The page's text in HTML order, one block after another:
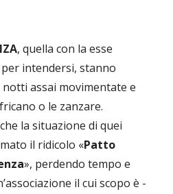
, quella con la esse
per intendersi, stanno
assai movimentate e
o le zanzare.
la situazione di quei
il ridicolo «Patto
», perdendo tempo e
il cui scopo è -